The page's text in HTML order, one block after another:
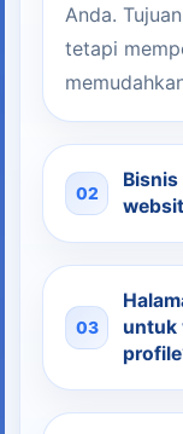
Anda.
tetapi
02
03
untuk